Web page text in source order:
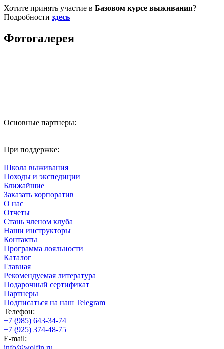
Хотите принять участие в Базовом курсе выживания?
Подробности здесь
Фотогалерея
Основные партнеры:
При поддержке:
Школа выживания
Походы и экспедиции
Ближайшие
Заказать корпоратив
О нас
Отчеты
Стань членом клуба
Наши инструкторы
Контакты
Программа лояльности
Каталог
Главная
Рекомендуемая литература
Подарочный сертификат
Партнеры
Подписаться на наш Telegram
Телефон:
+7 (985) 643-34-74
+7 (925) 374-48-75
E-mail: